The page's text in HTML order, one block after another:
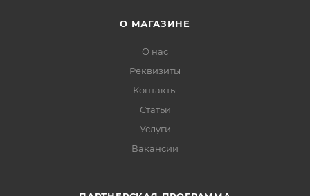
О МАГАЗИНЕ
О нас
Реквизиты
Контакты
Статьи
Услуги
Вакансии